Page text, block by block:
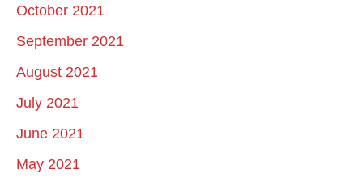
October 2021
September 2021
August 2021
July 2021
June 2021
May 2021